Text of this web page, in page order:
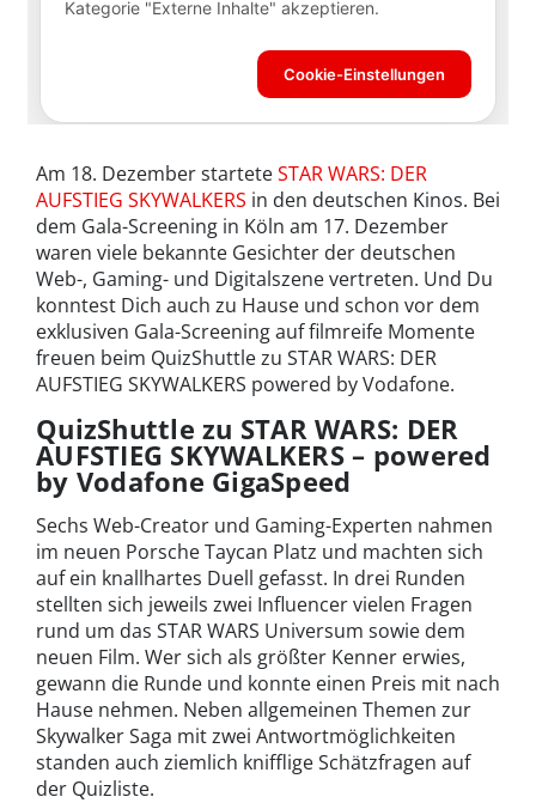
Am 18. Dezember starteteSTAR WARS: DER
AUFSTIEG SKYWALKERS in den deutschen Kinos. Bei
dem Gala-Screening in Köln am 17. Dezember
waren viele bekannte Gesichter der deutschen
Web-, Gaming- und Digitalszene vertreten. Und Du
konntest Dich auch zu Hause und schon vor dem
exklusiven Gala-Screening auf filmreife Momente
freuen beim QuizShuttle zu STAR WARS: DER
AUFSTIEG SKYWALKERS powered by Vodafone.
QuizShuttle zu STAR WARS: DER
AUFSTIEG SKYWALKERS– powered
by Vodafone GigaSpeed
Sechs Web-Creator und Gaming-Experten nahmen
im neuen Porsche Taycan Platz und machten sich
auf ein knallhartes Duell gefasst. In drei Runden
stellten sich jeweils zwei Influencer vielen Fragen
rund um das STAR WARS Universum sowie dem
neuen Film. Wer sich als größter Kenner erwies,
gewann die Runde und konnte einen Preis mit nach
Hause nehmen. Neben allgemeinen Themen zur
Skywalker Saga mit zwei Antwortmöglichkeiten
standen auch ziemlich knifflige Schätzfragen auf
der Quizliste.